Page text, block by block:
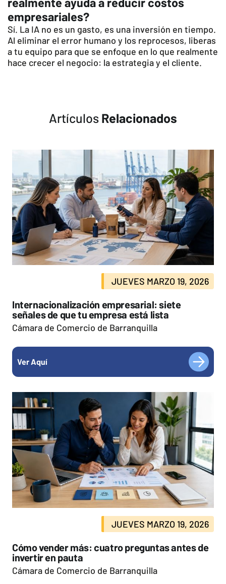
empresariales?
Sí. La IA no es un gasto, es una inversión en tiempo.
Al eliminar el error humano y los reprocesos, liberas
a tu equipo para que se enfoque en lo que realmente
hace crecer el negocio: la estrategia y el cliente.
Artículos Relacionados
JUEVES MARZO 19, 2026
Internacionalización empresarial: siete
señales de que tu empresa está lista
Cámara de Comercio de Barranquilla
Ver Aquí
JUEVES MARZO 19, 2026
Cómo vender más: cuatro preguntas antes de
invertir en pauta
Cámara de Comercio de Barranquilla